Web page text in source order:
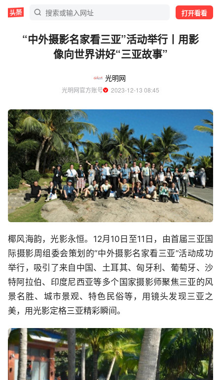
打开看看
“中外摄影名家看三亚”活动举行丨用影
像向世界讲好“三亚故事”
光明网
光明网官方账号
  2023-12-13 08:45
椰风海韵，光影永恒。12月10日至11日，由首届三亚国
际摄影周组委会策划的“中外摄影名家看三亚”活动成功
举行，吸引了来自中国、土耳其、匈牙利、葡萄牙、沙
特阿拉伯、印度尼西亚等多个国家摄影师聚焦三亚的风
景名胜、城市景观、特色民俗等，用镜头发现三亚之
美，用光影定格三亚精彩瞬间。